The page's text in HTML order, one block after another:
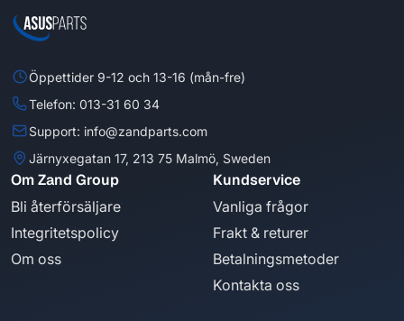
Öppettider 9-12 och 13-16 (mån-fre)
Telefon: 013-31 60 34
Support: info@zandparts.com
Järnyxegatan 17, 213 75 Malmö, Sweden
Om Zand Group
Bli återförsäljare
Integritetspolicy
Om oss
Kundservice
Vanliga frågor
Frakt & returer
Betalningsmetoder
Kontakta oss